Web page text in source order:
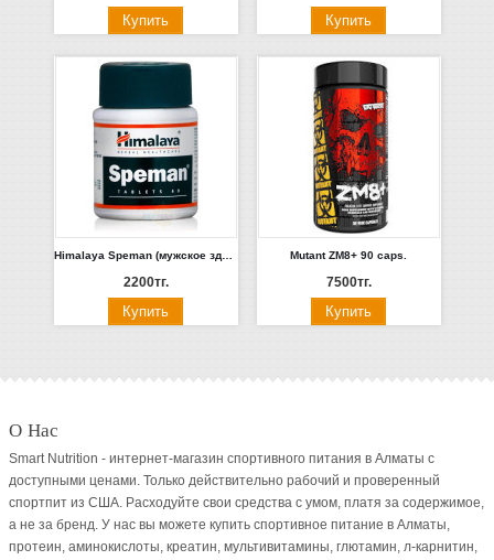
Himalaya Speman (мужское здоровье) 60шт (Индия)
2200тг.
Mutant ZM8+ 90 caps.
7500тг.
О Нас
Smart Nutrition - интернет-магазин спортивного питания в Алматы с
доступными ценами. Только действительно рабочий и проверенный
спортпит из США. Расходуйте свои средства с умом, платя за содержимое,
а не за бренд. У нас вы можете купить спортивное питание в Алматы,
протеин, аминокислоты, креатин, мультивитамины, глютамин, л-карнитин,